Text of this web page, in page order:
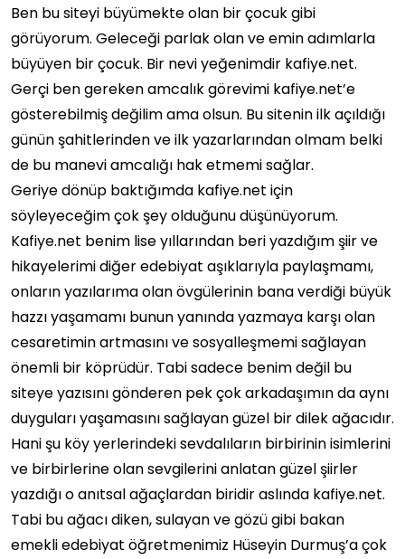
Ben bu siteyi büyümekte olan bir çocuk gibi
görüyorum. Geleceği parlak olan ve emin adımlarla
büyüyen bir çocuk. Bir nevi yeğenimdir kafiye.net.
Gerçi ben gereken amcalık görevimi kafiye.net’e
gösterebilmiş değilim ama olsun. Bu sitenin ilk açıldığı
günün şahitlerinden ve ilk yazarlarından olmam belki
de bu manevi amcalığı hak etmemi sağlar.
Geriye dönüp baktığımda kafiye.net için
söyleyeceğim çok şey olduğunu düşünüyorum.
Kafiye.net benim lise yıllarından beri yazdığım şiir ve
hikayelerimi diğer edebiyat aşıklarıyla paylaşmamı,
onların yazılarıma olan övgülerinin bana verdiği büyük
hazzı yaşamamı bunun yanında yazmaya karşı olan
cesaretimin artmasını ve sosyalleşmemi sağlayan
önemli bir köprüdür. Tabi sadece benim değil bu
siteye yazısını gönderen pek çok arkadaşımın da aynı
duyguları yaşamasını sağlayan güzel bir dilek ağacıdır.
Hani şu köy yerlerindeki sevdalıların birbirinin isimlerini
ve birbirlerine olan sevgilerini anlatan güzel şiirler
yazdığı o anıtsal ağaçlardan biridir aslında kafiye.net.
Tabi bu ağacı diken, sulayan ve gözü gibi bakan
emekli edebiyat öğretmenimiz Hüseyin Durmuş’a çok